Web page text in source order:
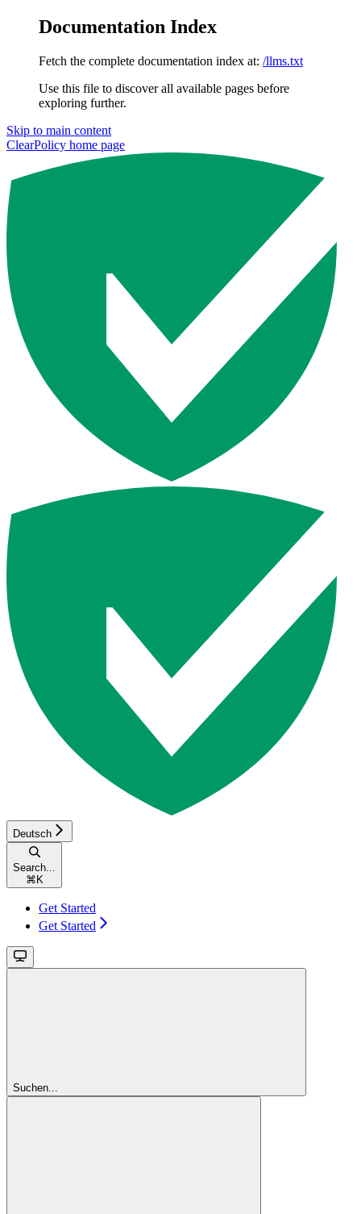
Documentation Index
Fetch the complete documentation index at: /llms.txt
Use this file to discover all available pages before
exploring further.
Skip to main content
ClearPolicy home page
Deutsch
Search...
⌘ K
Get Started
Get Started
Suchen...